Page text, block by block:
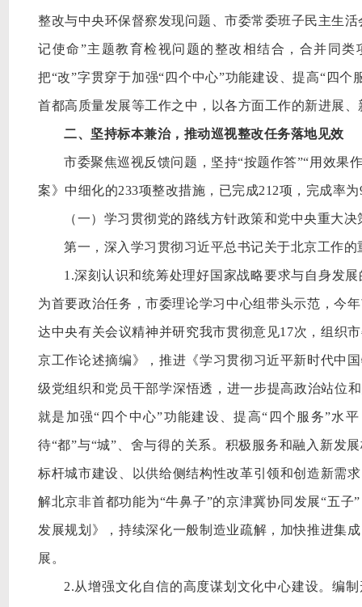
整改与中央环保督察发现问题、市委常委班子民主生
记使命”主题教育检视问题的整改相结合，合并同
把“改”字贯穿于加强“四个中心”功能建设、提高“四
首都高质量发展等工作之中，以各方面工作的新进展
二、坚持标本兼治，推动巡视整改任务落地见效
市委聚焦巡视反馈问题，坚持“按题作答”“用效果
案》中细化的233项整改措施，已完成212项，完成率
（一）学习贯彻党的路线方针政策和党中央重大
第一，深入学习贯彻习近平总书记关于北京工作
1.深刻认识和统筹处理好国家战略要求与自身发
为首要政治任务，市委理论学习中心组带头示范，今
达中央有关会议精神并研究我市贯彻意见17次，组织
京工作论述摘编》，推进《学习贯彻习近平新时代中
级党组织和党员干部学深悟透，进一步提高政治站位
就是加强“四个中心”功能建设、提高“四个服务”水
待“都”与“城”、舍与得的关系。积极服务和融入新发
标杆城市建设、以供给侧结构性改革引领和创造新需
解北京非首都功能为“牛鼻子”的京津冀协同发展“五
发展规划》，持续深化一般制造业疏解，加快推进集
展。
2.从增强文化自信的高度谋划文化中心建设。编